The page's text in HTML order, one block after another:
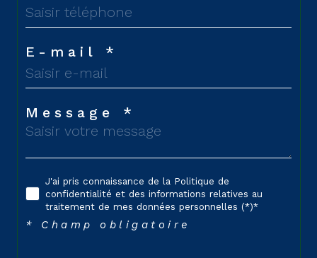
E-mail *
Message *
J'ai pris connaissance de la Politique de
confidentialité et des informations relatives au
traitement de mes données personnelles (*)*
* Champ obligatoire